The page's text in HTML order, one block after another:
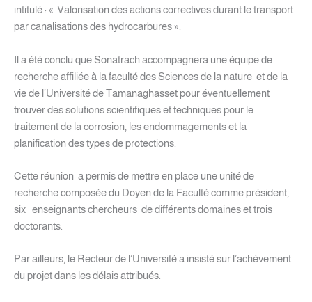
intitulé : « Valorisation des actions correctives durant le transport
par canalisations des hydrocarbures ».
Il a été conclu que Sonatrach accompagnera une équipe de
recherche affiliée à la faculté des Sciences de la nature et de la
vie de l’Université de Tamanaghasset pour éventuellement
trouver des solutions scientifiques et techniques pour le
traitement de la corrosion, les endommagements et la
planification des types de protections.
Cette réunion a permis de mettre en place une unité de
recherche composée du Doyen de la Faculté comme président,
six enseignants chercheurs de différents domaines et trois
doctorants.
Par ailleurs, le Recteur de l’Université a insisté sur l’achèvement
du projet dans les délais attribués.